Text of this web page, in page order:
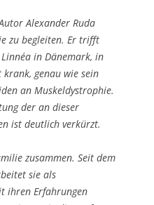
Alexander Ruda
zu begleiten. Er trifft
in Dänemark, in
genau wie sein
an Muskeldystrophie.
der an dieser
ist deutlich verkürzt.
zusammen. Seit dem
sie als
ihren Erfahrungen